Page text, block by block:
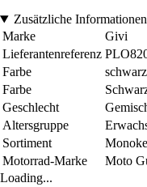
Zusätzliche Informationen
Marke
Givi
Lieferantenreferenz
Farbe
schwarz
Farbe
Geschlecht
Altersgruppe
Sortiment
Motorrad-Marke
Moto
Loading...